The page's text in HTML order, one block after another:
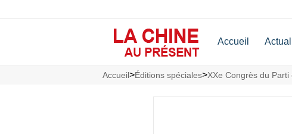
Accueil
Accueil>Éditions spéciales>XXe Congrès du